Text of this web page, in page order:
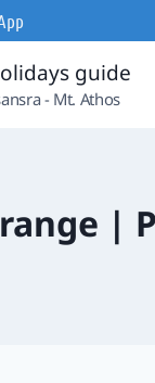
guide
- Mt. Athos
|